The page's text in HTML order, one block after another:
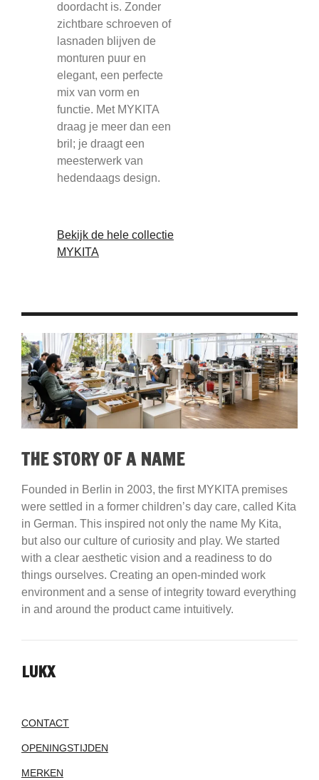
doordacht is. Zonder
zichtbare schroeven of
lasnaden blijven de
monturen puur en
elegant, een perfecte
mix van vorm en
functie. Met MYKITA
draag je meer dan een
bril; je draagt een
meesterwerk van
hedendaags design.
Bekijk de hele collectie
MYKITA
THE STORY OF A NAME
Founded in Berlin in 2003, the first MYKITA premises
were settled in a former children’s day care, called Kita
in German. This inspired not only the name My Kita,
but also our culture of curiosity and play. We started
with a clear aesthetic vision and a readiness to do
things ourselves. Creating an open-minded work
environment and a sense of integrity toward everything
in and around the product came intuitively.
LUKX
CONTACT
OPENINGSTIJDEN
MERKEN